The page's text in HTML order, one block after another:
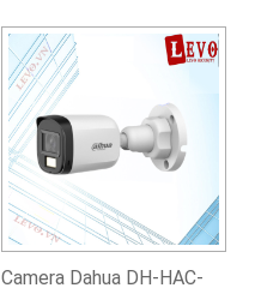
Camera Dahua DH-HAC-